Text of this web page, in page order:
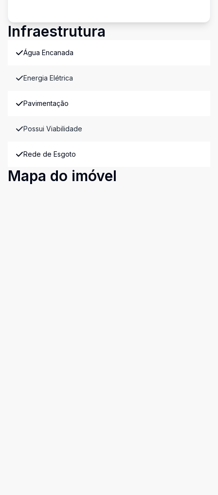
Infraestrutura
Água Encanada
Energia Elétrica
Pavimentação
Possui Viabilidade
Rede de Esgoto
Mapa do imóvel